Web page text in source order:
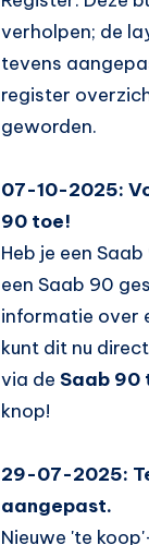
verholpen; de
tevens
register
geworden.
07-10-2025:
90 toe!
Heb je een
een Saab 90
informatie over
kunt dit nu
via deSaab 90
knop!
29-07-2025:
aangepast.
Nieuwe 'te